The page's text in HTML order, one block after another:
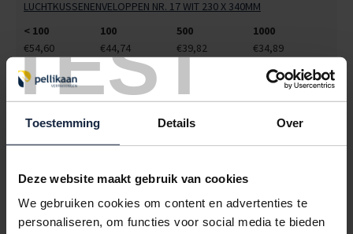
TEST
Toestemming Details Over
Deze website maakt gebruik van cookies
We gebruiken cookies om content en advertenties te
personaliseren, om functies voor social media te bieden
LUCHTKUSSENENVELOPPEN NR. 17 WIT 230 X 340MM
< 100
100 500
1000
€54,60
€44,74 €39,82 €34,89
9104108
LUCHTKUSSENENVELOPPEN NR. 19 WIT 300 X 445MM